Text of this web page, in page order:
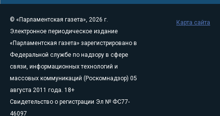
© «Парламентская газета», 2026 г.
Электронное периодическое издание
«Парламентская газета» зарегистрировано в
Федеральной службе по надзору в сфере
связи, информационных технологий и
массовых коммуникаций (Роскомнадзор) 05
августа 2011 года. 18+
Свидетельство о регистрации Эл № ФС77-
46097
Карта сайта